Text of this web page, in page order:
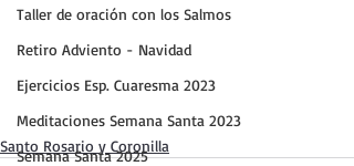
Taller de oración con los Salmos
Retiro Adviento - Navidad
Ejercicios Esp. Cuaresma 2023
Meditaciones Semana Santa 2023
Semana Santa 2025
Santo Rosario y Coronilla